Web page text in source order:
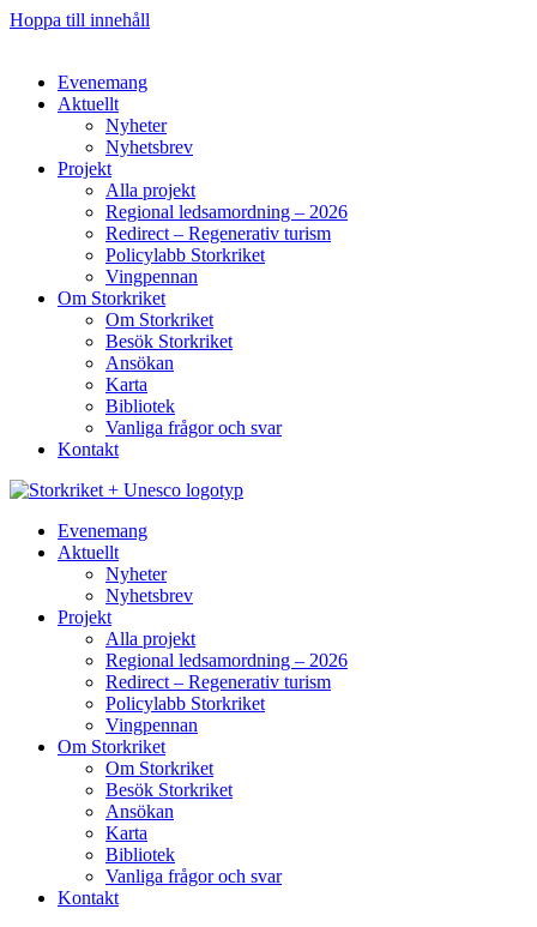
Hoppa till innehåll
Evenemang
Aktuellt
Nyheter
Nyhetsbrev
Projekt
Alla projekt
Regional ledsamordning – 2026
Redirect – Regenerativ turism
Policylabb Storkriket
Vingpennan
Om Storkriket
Om Storkriket
Besök Storkriket
Ansökan
Karta
Bibliotek
Vanliga frågor och svar
Kontakt
Evenemang
Aktuellt
Nyheter
Nyhetsbrev
Projekt
Alla projekt
Regional ledsamordning – 2026
Redirect – Regenerativ turism
Policylabb Storkriket
Vingpennan
Om Storkriket
Om Storkriket
Besök Storkriket
Ansökan
Karta
Bibliotek
Vanliga frågor och svar
Kontakt